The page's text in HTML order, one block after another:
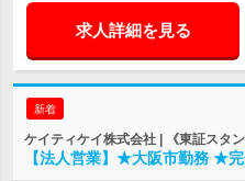
求人詳細を見る
新着
ケイティケイ株式会社 | 《東証スタ
【法人営業】★大阪市勤務 ★